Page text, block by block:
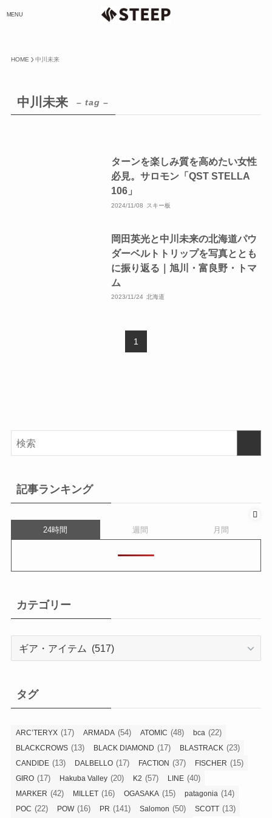
MENU
HOME 中川未来
中川未来 – tag –
ターンを楽しみ質を高めたい女性
必見。サロモン「QST STELLA
106」
2024/11/08 スキー板
岡田英光と中川未来の北海道パウ
ダーベルトトリップを写真ととも
に振り返る｜旭川・富良野・トマ
ム
2023/11/24 北海道
1
記事ランキング
24時間 週間 月間
カテゴリー
ー
タグ
ARC’TERYX (17) ARMADA (54) ATOMIC (48) bca (22)
BLACKCROWS (13) BLACK DIAMOND (17) BLASTRACK (23)
CANDIDE (13) DALBELLO (17) FACTION (37) FISCHER (15)
GIRO (17) Hakuba Valley (20) K2 (57) LINE (40)
MARKER (42) MILLET (16) OGASAKA (15) patagonia (14)
POC (22) POW(16) PR (141) Salomon (50) SCOTT (13)